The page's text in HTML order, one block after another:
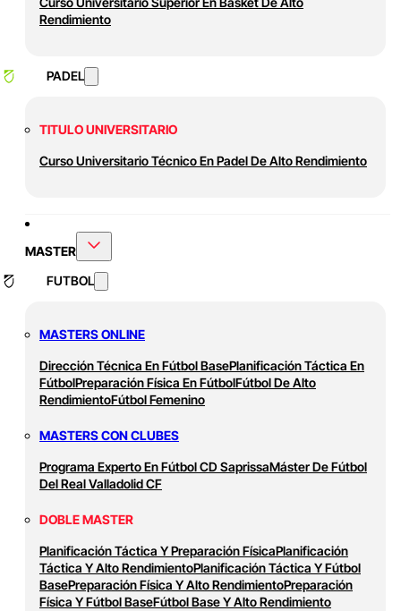
Rendimiento
PADEL
TITULO UNIVERSITARIO
Curso Universitario Técnico En Padel De Alto Rendimiento
MASTER
FUTBOL
MASTERS ONLINE
Dirección Técnica En Fútbol BasePlanificación Táctica En
FútbolPreparación Física En FútbolFútbol De Alto
RendimientoFútbol Femenino
MASTERS CON CLUBES
Programa Experto En Fútbol CD SaprissaMáster De Fútbol
Del Real Valladolid CF
DOBLE MASTER
Planificación Táctica Y Preparación FísicaPlanificación
Táctica Y Alto RendimientoPlanificación Táctica Y Fútbol
BasePreparación Física Y Alto RendimientoPreparación
Física Y Fútbol BaseFútbol Base Y Alto Rendimiento